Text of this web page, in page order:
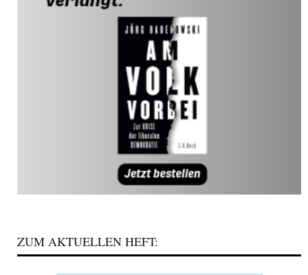
ZUM AKTUELLEN HEFT: